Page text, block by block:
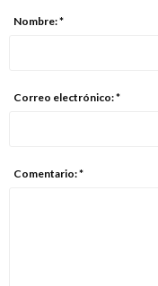
Nombre: *
Correo electrónico: *
Comentario: *